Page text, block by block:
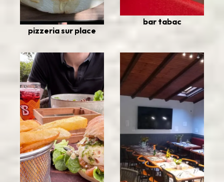
pizzeria sur place
bar tabac